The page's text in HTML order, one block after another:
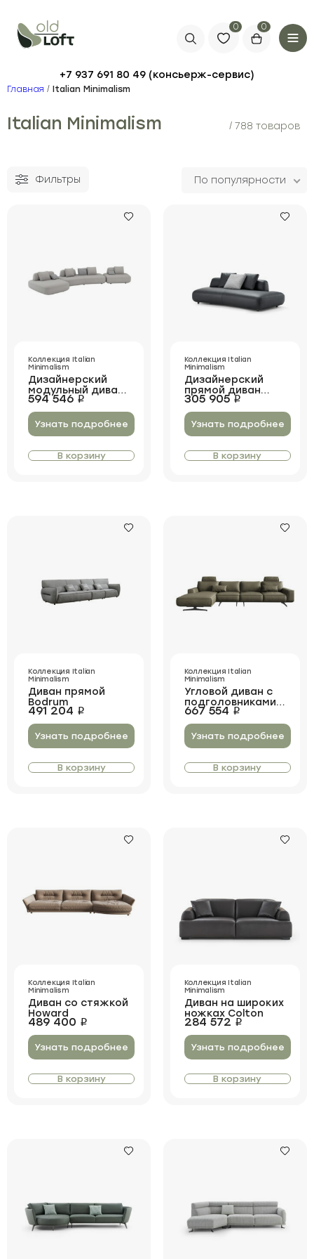
+7 937 691 80 49
0
Главная / Italian Minimalism
Italian Minimalism / 788 товаров
По популярности
Фильтры
Дизайнерский
модульный диван
Dalaman
Коллекция Italian
Minimalism
594 546 i
Узнать подробнее
В корзину
Дизайнерский
прямой диван
Dalaman 2
Коллекция Italian
Minimalism
305 905 i
Узнать подробнее
В корзину
Диван прямой
Bodrum‎
Коллекция Italian
Minimalism
491 204 i
Узнать подробнее
В корзину
Угловой диван с
подголовниками
Fitzgerald Corner
Коллекция Italian
Minimalism
667 554 i
Узнать подробнее
В корзину
Диван со стяжкой
Howard
Коллекция Italian
Minimalism
489 400 i
Узнать подробнее
В корзину
Диван на широких
ножках Colton
Коллекция Italian
Minimalism
284 572 i
Узнать подробнее
В корзину